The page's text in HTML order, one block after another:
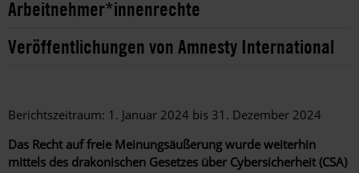
Arbeitnehmer*innenrechte
Veröffentlichungen von Amnesty International
Berichtszeitraum: 1. Januar 2024 bis 31. Dezember 2024
Das Recht auf freie Meinungsäußerung wurde weiterhin
mittels des drakonischen Gesetzes über Cybersicherheit(CSA)